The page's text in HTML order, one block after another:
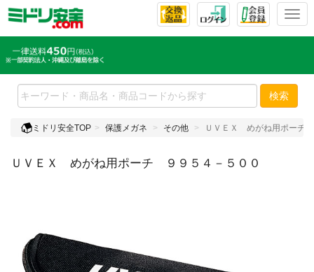
T
l
e
n
検索
ミドリ安全TOP 保護メガネ その他 ＵＶＥＸ めがね用ポーチ
ＵＶＥＸ めがね用ポーチ ９９５４－５００